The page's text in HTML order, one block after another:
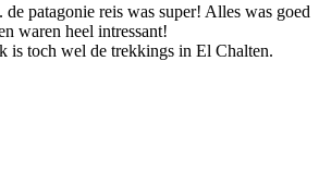
patagonie reis was super! Alles was goed
waren heel intressant!
is toch wel de trekkings in El Chalten.